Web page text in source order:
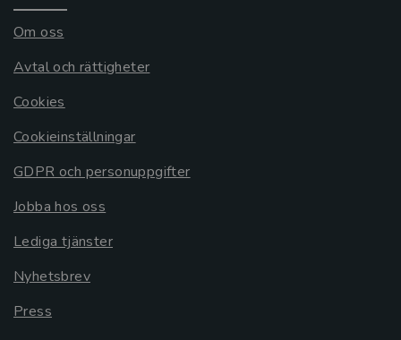
Om oss
Avtal och rättigheter
Cookies
Cookieinställningar
GDPR och personuppgifter
Jobba hos oss
Lediga tjänster
Nyhetsbrev
Press